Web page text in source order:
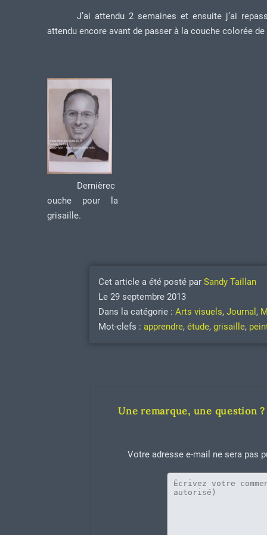
J’ai attendu 2 semaines et ensuite j’ai
attendu encore avant de passer à la couche colorée
Dernièrec
ouche pour la
grisaille.
Cet article a été posté par Sandy Taillan
Le 29 septembre 2013
Dans la catégorie : Arts visuels, Journal ,
Mot-clefs : apprendre, étude, grisaille,
Une remarque, une question
Votre adresse e-mail ne sera pas